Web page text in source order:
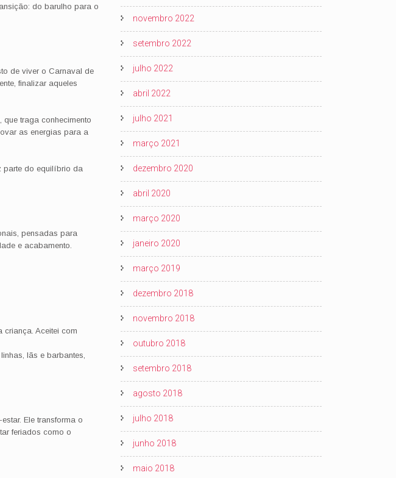
do barulho para o
de viver o Carnaval de
finalizar aqueles
traga conhecimento
as energias para a
parte do equilíbrio da
pensadas para
e acabamento.
Aceitei com
lãs e barbantes,
Ele transforma o
feriados como o
novembro 2022
setembro 2022
julho 2022
abril 2022
julho 2021
março 2021
dezembro 2020
abril 2020
março 2020
janeiro 2020
março 2019
dezembro 2018
novembro 2018
outubro 2018
setembro 2018
agosto 2018
julho 2018
junho 2018
maio 2018